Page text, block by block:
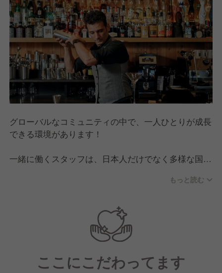
グローバルなコミュニティの中で、一人ひとりが成長
できる環境があります！
一緒に働くスタッフは、日本人だけでなく多様な国籍
まさにグローバルな環境で、多様性を尊重した雇用を
さらなる自分磨きを支援する制度もご用意！
スキル・知識・センスの向上や、健康美容管理、ホテ
ルの視察体験など、さまざまなサポートをしていま
もっと読む
ここにこだわってます